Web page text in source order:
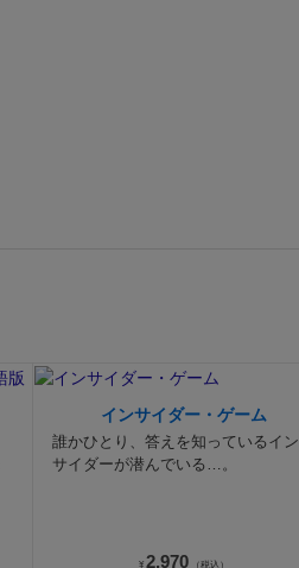
インサイダー・ゲーム
誰かひとり、答えを知っているイン
サイダーが潜んでいる…。
¥ 2,970 （税込）